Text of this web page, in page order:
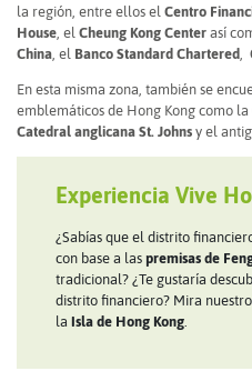
la región, entre ellos el Centro
House , el Cheung Kong Center así
China , el Banco Standard Chartered
En esta misma zona, también se
emblemáticos de Hong Kong como la
Catedral anglicana St. Johns y el
Experiencia Vive
¿Sabías que el distrito
con base a las premisas de
tradicional? ¿Te gustaría
distrito financiero? Mira
la Isla de Hong Kong